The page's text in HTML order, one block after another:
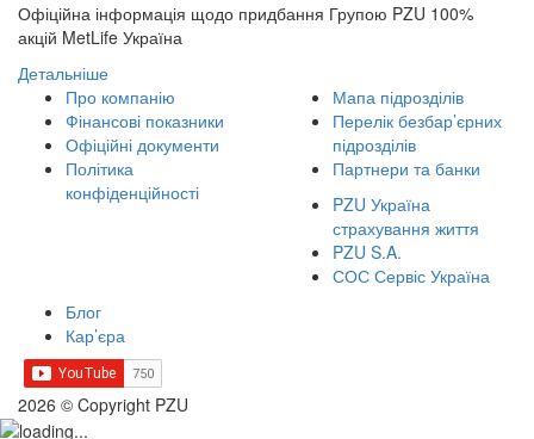
Офіційна інформація щодо придбання Групою PZU 100%
акцій MetLife Україна
Детальніше
Про компанію
Фінансові показники
Офіційні документи
Політика
конфіденційності
Мапа підрозділів
Перелік безбар’єрних
підрозділів
Партнери та банки
PZU Україна
страхування життя
PZU S.A.
СОС Сервіс Україна
Блог
Кар’єра
2026 © Copyright PZU